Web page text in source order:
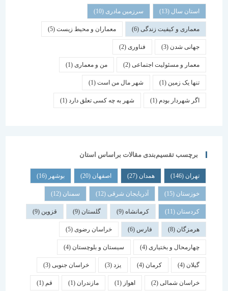
استان سال(13) سرزمین مادری(10)
معماری و کیفیت زندگی(6) معماران و محیط زیست(5)
جهانی شدن(3) فناوری (2)
معمار و مسئولیت اجتماعی (2) من و معماری (1)
تنها یک زمین(1) شهر مال من است(1)
اگر شهردار بودم (1) شهر به چه کسی تعلق دارد(1)
برچسب تقسیم‌بندی مقالات براساس استان
همدان اصفهان (20) بوشهر
خوزستان(15) آذربایجان شرقی(12) سمنان (12)
کردستان(11) کرمانشاه(9) گلستان (9) قزوین
هرمزگان(8) فارس خراسان رضوی(5)
چهارمحال و بختیاری (4) سیستان و بلوچستان(4)
کرمان یزد خراسان جنوبی(3)
خراسان شمالی(2) اهواز مازندران(1) قم